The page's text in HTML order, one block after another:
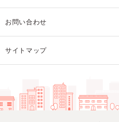
お問い合わせ
サイトマップ